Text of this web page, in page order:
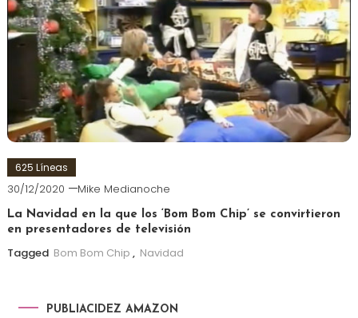
625 Líneas
30/12/2020 Mike Medianoche
La Navidad en la que los ‘Bom Bom Chip’ se convirtieron
en presentadores de televisión
Tagged Bom Bom Chip , Navidad
PUBLIACIDEZ AMAZON